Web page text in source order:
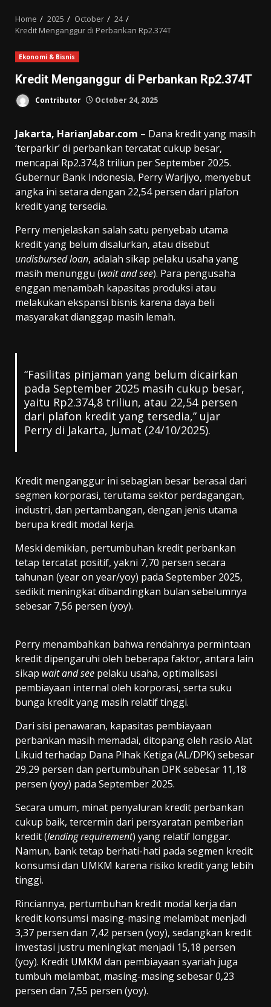
Home 2025 October
24
Kredit Menganggur di Perbankan Rp2.374T
Ekonomi & Bisnis
Kredit Menganggur di Perbankan Rp2.374T
Contributor October 24, 2025
Jakarta, HarianJabar.com – Dana kredit yang masih
‘terparkir’ di perbankan tercatat cukup besar,
mencapai Rp2.374,8 triliun per September 2025.
Gubernur Bank Indonesia, Perry Warjiyo, menyebut
angka ini setara dengan 22,54 persen dari plafon
kredit yang tersedia.
Perry menjelaskan salah satu penyebab utama
kredit yang belum disalurkan, atau disebut
undisbursed loan, adalah sikap pelaku usaha yang
masih menunggu (wait and see). Para pengusaha
enggan menambah kapasitas produksi atau
melakukan ekspansi bisnis karena daya beli
masyarakat dianggap masih lemah.
“Fasilitas pinjaman yang belum dicairkan
pada September 2025 masih cukup besar,
yaitu Rp2.374,8 triliun, atau 22,54 persen
dari plafon kredit yang tersedia,” ujar
Perry di Jakarta, Jumat (24/10/2025).
Kredit menganggur ini sebagian besar berasal dari
segmen korporasi, terutama sektor perdagangan,
industri, dan pertambangan, dengan jenis utama
berupa kredit modal kerja.
Meski demikian, pertumbuhan kredit perbankan
tetap tercatat positif, yakni 7,70 persen secara
tahunan (year on year/yoy) pada September 2025,
sedikit meningkat dibandingkan bulan sebelumnya
sebesar 7,56 persen (yoy).
Perry menambahkan bahwa rendahnya permintaan
kredit dipengaruhi oleh beberapa faktor, antara lain
sikap wait and see pelaku usaha, optimalisasi
pembiayaan internal oleh korporasi, serta suku
bunga kredit yang masih relatif tinggi.
Dari sisi penawaran, kapasitas pembiayaan
perbankan masih memadai, ditopang oleh rasio Alat
Likuid terhadap Dana Pihak Ketiga (AL/DPK) sebesar
29,29 persen dan pertumbuhan DPK sebesar 11,18
persen (yoy) pada September 2025.
Secara umum, minat penyaluran kredit perbankan
cukup baik, tercermin dari persyaratan pemberian
kredit (lending requirement) yang relatif longgar.
Namun, bank tetap berhati-hati pada segmen kredit
konsumsi dan UMKM karena risiko kredit yang lebih
tinggi.
Rinciannya, pertumbuhan kredit modal kerja dan
kredit konsumsi masing-masing melambat menjadi
3,37 persen dan 7,42 persen (yoy), sedangkan kredit
investasi justru meningkat menjadi 15,18 persen
(yoy). Kredit UMKM dan pembiayaan syariah juga
tumbuh melambat, masing-masing sebesar 0,23
persen dan 7,55 persen (yoy).